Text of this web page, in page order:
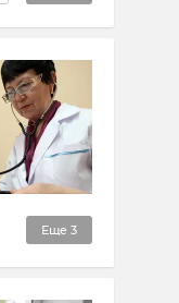
Еще 3